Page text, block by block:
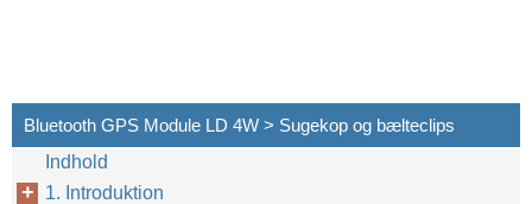
Bluetooth GPS Module LD 4W > Sugekop og bælteclips
Indhold
1. Introduktion